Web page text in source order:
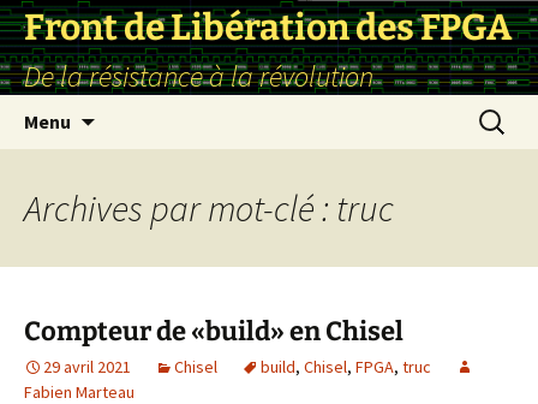
Front de Libération des FPGA
De la résistance à la révolution
Menu
Archives par mot-clé : truc
Compteur de «build» en Chisel
29 avril 2021 Chisel build, Chisel, FPGA, truc
Fabien Marteau